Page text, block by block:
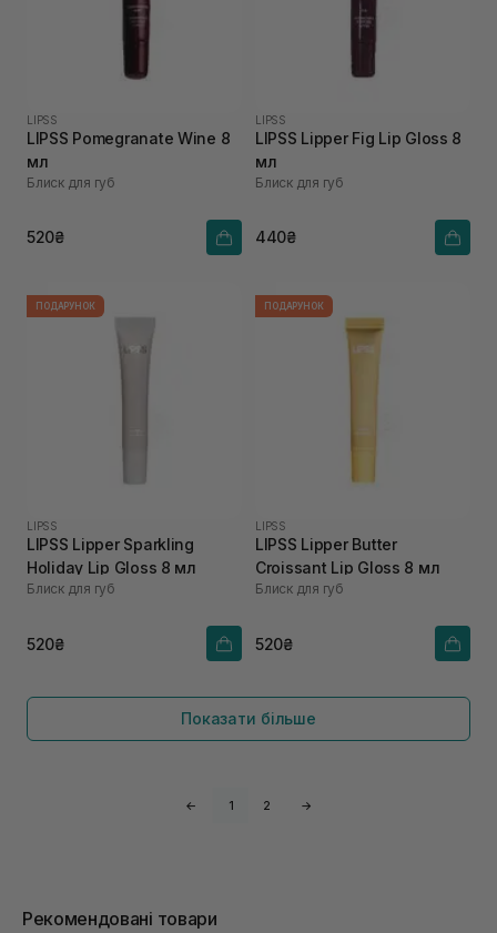
LIPSS
LIPSS Pomegranate Wine 8
мл
Блиск для губ
520₴
LIPSS
LIPSS Lipper Fig Lip Gloss 8
мл
Блиск для губ
440₴
ПОДАРУНОК
LIPSS
LIPSS Lipper Sparkling
Holiday Lip Gloss 8 мл
Блиск для губ
520₴
ПОДАРУНОК
LIPSS
LIPSS Lipper Butter
Croissant Lip Gloss 8 мл
Блиск для губ
520₴
Показати більше
← 1 2 →
Рекомендовані товари